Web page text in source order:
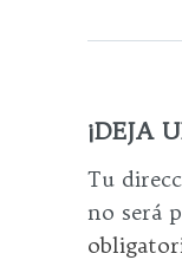
¡DEJA
Tu
no será